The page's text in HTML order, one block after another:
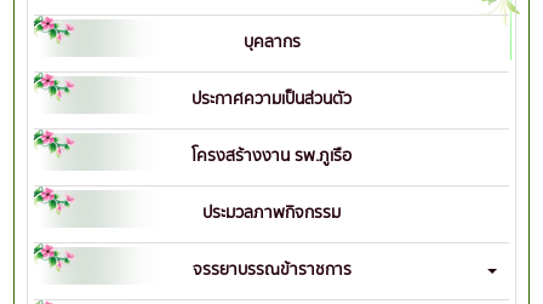
บุคลากร
ประกาศความเป็นส่วนตัว
โครงสร้างงาน รพ.ภูเรือ
ประมวลภาพกิจกรรม
จรรยาบรรณข้าราชการ